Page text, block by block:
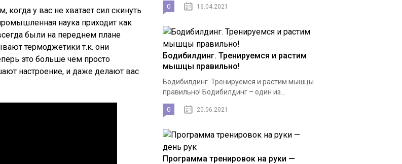
у вас не хватает сил скинуть
наука приходит как
были на переднем плане
термоджетики т.к. они
это больше чем просто
настроение, и даже делают вас
0 16.04.2021
Бодибилдинг. Тренируемся и растим
мышцы правильно!
Бодибилдинг. Тренируемся и растим мышцы
правильно! Бодибилдинг – один из...
0 20.06.2021
Программа тренировок на руки —